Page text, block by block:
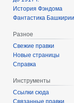
История Фэндома
Фантастика Башкирии
Разное
Свежие правки
Новые страницы
Справка
Инструменты
Ссылки сюда
Связанные правки